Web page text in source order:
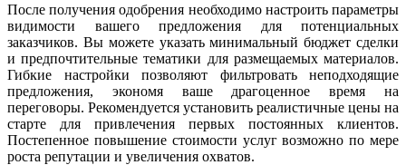
После получения одобрения необходимо настроить параметры
видимости вашего предложения для потенциальных
заказчиков. Вы можете указать минимальный бюджет сделки
и предпочтительные тематики для размещаемых материалов.
Гибкие настройки позволяют фильтровать неподходящие
предложения, экономя ваше драгоценное время на
переговоры. Рекомендуется установить реалистичные цены на
старте для привлечения первых постоянных клиентов.
Постепенное повышение стоимости услуг возможно по мере
роста репутации и увеличения охватов.